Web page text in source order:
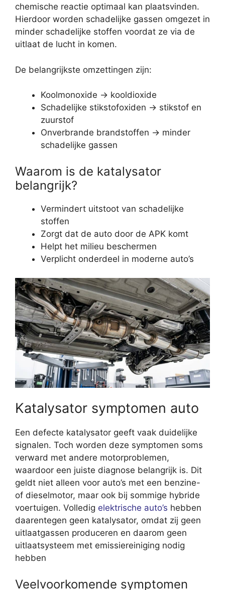
chemische reactie optimaal kan plaatsvinden.
Hierdoor worden schadelijke gassen omgezet in
minder schadelijke stoffen voordat ze via de
uitlaat de lucht in komen.
De belangrijkste omzettingen zijn:
Koolmonoxide → kooldioxide
Schadelijke stikstofoxiden → stikstof en
zuurstof
Onverbrande brandstoffen → minder
schadelijke gassen
Waarom is de katalysator
belangrijk?
Vermindert uitstoot van schadelijke
stoffen
Zorgt dat de auto door de APK komt
Helpt het milieu beschermen
Verplicht onderdeel in moderne auto’s
Katalysator symptomen auto
Een defecte katalysator geeft vaak duidelijke
signalen. Toch worden deze symptomen soms
verward met andere motorproblemen,
waardoor een juiste diagnose belangrijk is. Dit
geldt niet alleen voor auto’s met een benzine-
of dieselmotor, maar ook bij sommige hybride
voertuigen. Volledig elektrische auto’s hebben
daarentegen geen katalysator, omdat zij geen
uitlaatgassen produceren en daarom geen
uitlaatsysteem met emissiereiniging nodig
hebben
Veelvoorkomende symptomen